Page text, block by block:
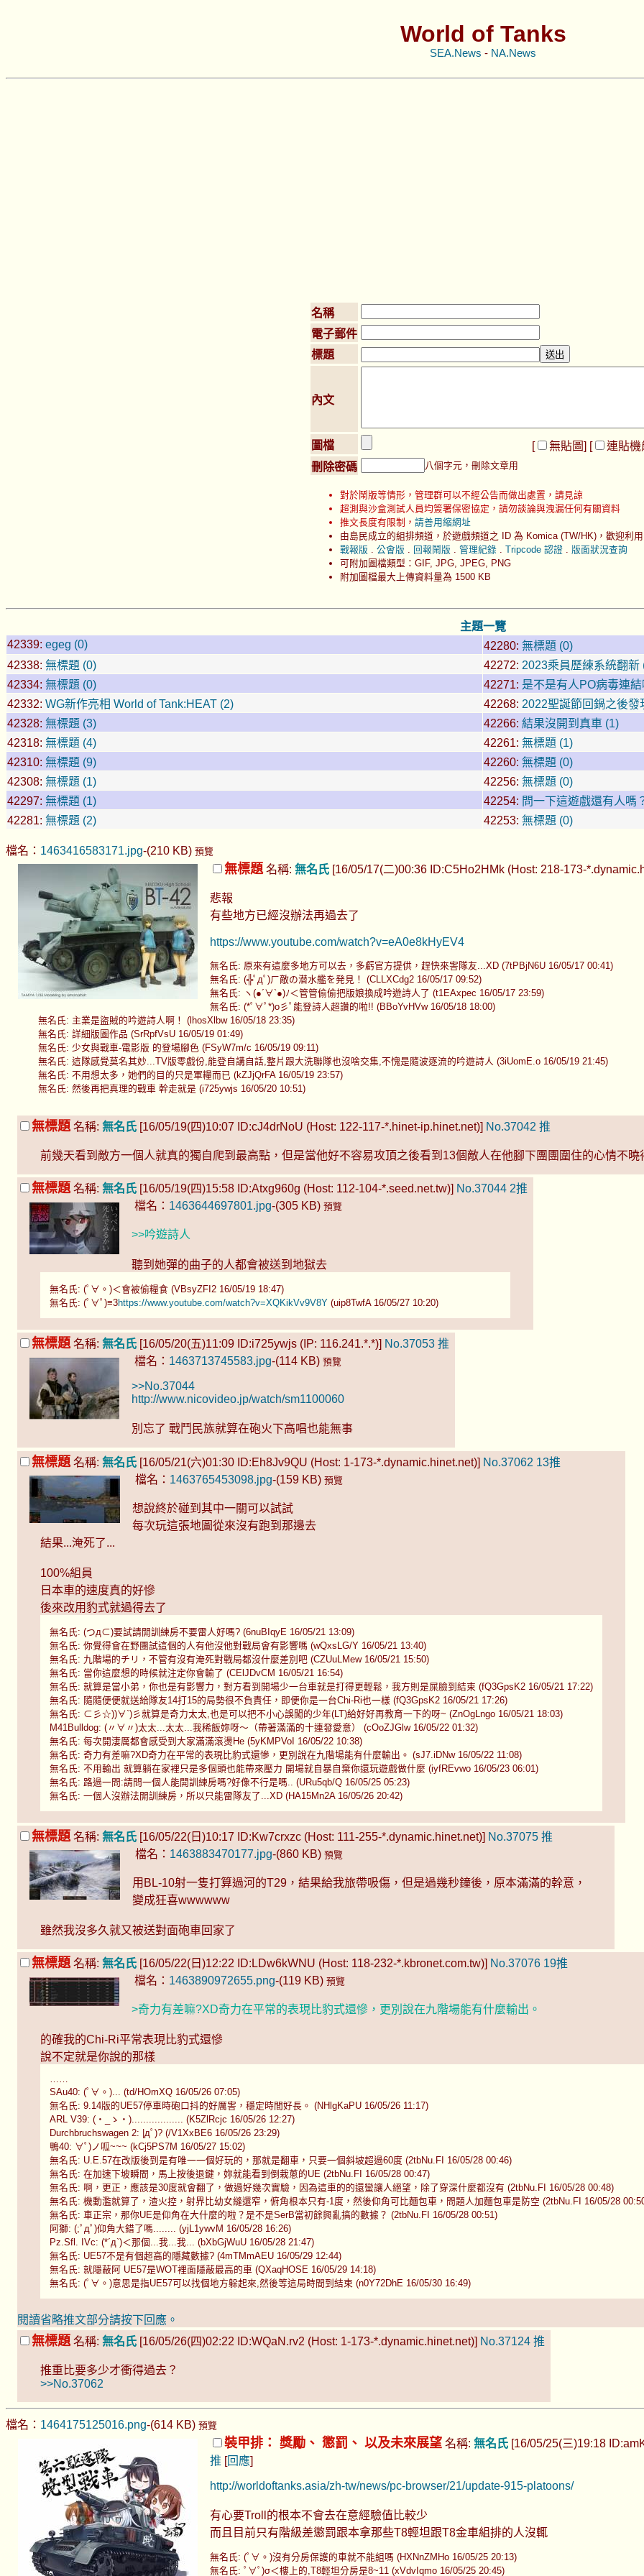
World of Tanks
SEA.News - NA.News
名稱
電子郵件
標題
內文
圖檔 [ 無貼圖] [
連貼機
刪除密碼
八個字元，刪除文章用
對於鬧版等情形，管理群可以不經公告而做出處置，請見諒
超測與沙盒測試人員均簽署保密協定，請勿談論與洩漏任何有關資料
推文長度有限制， 請善用縮網址
由島民成立的組排頻道，於遊戲頻道之 ID 為 Komica (TW/HK)，歡迎利用
戰報版
公會版 回報鬧版 管理紀錄. Tripcode 認證. 版面狀況查詢
可附加圖檔類型：GIF, JPG, JPEG, PNG
附加圖檔最大上傳資料量為 1500 KB
主題一覽
42339: egeg (0) 42280: 無標題 (0)
42338: 無標題 (0) 42272: 2023乘員歷練系統翻新
42334: 無標題 (0) 42271: 是不是有人PO病毒連結
42332: WG新作亮相 World of Tank:HEAT (2) 42268: 2022聖誕節回鍋之後
42328: 無標題 (3) 42266: 結果沒開到真車 (1)
42318: 無標題 (4) 42261: 無標題 (1)
42310: 無標題 (9) 42260: 無標題 (0)
42308: 無標題 (1) 42256: 無標題 (0)
42297: 無標題 (1) 42254: 問一下這遊戲還有人嗎
42281: 無標題 (2) 42253: 無標題 (0)
檔名： 1463416583171.jpg-(210 KB) 預覽
無標題名稱: 無名氏[16/05/17(二)00:36 ID:C5Ho2HMk (Host: 218-173-
悲報
有些地方已經沒辦法再過去了
https://www.youtube.com/watch?v=eA0e8kHyEV4
無名氏: 原來有這麼多地方可以去，多虧官方提供，趕快來害隊友...XD (7tPBjN6U 16/05/17 00:41)
無名氏: (╬ﾟдﾟ)ㄏ敵の潜水艦を発見！ (CLLXCdg2 16/05/17 09:52)
無名氏: ヽ(●´∀`●)ﾉ＜管管偷偷把版娘換成吟遊詩人了 (t1EAxpec 16/05/17 23:59)
無名氏: (*ﾟ∀ﾟ*)o彡ﾟ能登詩人超讚的啦!! (BBoYvHVw 16/05/18 18:00)
無名氏: 主業是盜賊的吟遊詩人啊！ (lhosXlbw 16/05/18 23:35)
無名氏: 詳細版圖作品 (SrRpfVsU 16/05/19 01:49)
無名氏: 少女與戰車-電影版 的登場腳色 (FSyW7m/c 16/05/19 09:11)
無名氏: 這隊感覺莫名其妙...TV版零戲份,能登自講自話,整片跟大洗聯隊也沒啥交集,不愧是隨波逐流的吟遊詩人 (3iUomE.o 16/05/19 21:45)
無名氏: 不用想太多，她們的目的只是軍糧而已 (kZJjQrFA 16/05/19 23:57)
無名氏: 然後再把真理的戰車 幹走就是 (i725ywjs 16/05/20 10:51)
無標題 名稱: 無名氏 [16/05/19(四)10:07 ID:cJ4drNoU (Host: 122-117-*.hinet-ip.hinet.net)] No.37042 推
前幾天看到敵方一個人就真的獨自爬到最高點，但是當他好不容易攻頂之後看到13個敵人在他腳下團團圍住的心情不曉
無標題 名稱: 無名氏 [16/05/19(四)15:58 ID:Atxg960g (Host: 112-104-*.seed.net.tw)] No.37044 2推
檔名： 1463644697801.jpg-(305 KB) 預覽
>>吟遊詩人
聽到她彈的曲子的人都會被送到地獄去
無名氏: (ﾟ∀。)＜會被偷糧食 (VBsyZFI2 16/05/19 18:47)
無名氏: (ﾟ∀ﾟ)≡3https://www.youtube.com/watch?v=XQKikVv9V8Y (uip8TwfA 16/05/27 10:20)
無標題名稱: 無名氏 [16/05/20(五)11:09 ID:i725ywjs (IP: 116.241.*.*)] No.37053 推
檔名： 1463713745583.jpg-(114 KB) 預覽
>>No.37044
http://www.nicovideo.jp/watch/sm1100060
別忘了 戰鬥民族就算在砲火下高唱也能無事
無標題 名稱: 無名氏 [16/05/21(六)01:30 ID:Eh8Jv9QU (Host: 1-173-*.dynamic.hinet.net)] No.37062 13推
檔名： 1463765453098.jpg-(159 KB) 預覽
想說終於碰到其中一關可以試試
每次玩這張地圖從來沒有跑到那邊去
結果...淹死了...
100%組員
日本車的速度真的好慘
後來改用豹式就過得去了
無名氏: (つд⊂)要試請開訓練房不要雷人好嗎? (6nuBIqyE 16/05/21 13:09)
無名氏: 你覺得會在野團試這個的人有他沒他對戰局會有影響嗎 (wQxsLG/Y 16/05/21 13:40)
無名氏: 九階場的チリ，不管有沒有淹死對戰局都沒什麼差別吧 (CZUuLMew 16/05/21 15:50)
無名氏: 當你這麼想的時候就注定你會輸了 (CElJDvCM 16/05/21 16:54)
無名氏: 就算是當小弟，你也是有影響力，對方看到開場少一台車就是打得更輕鬆，我方則是屎臉到結束 (fQ3GpsK2 16/05/21 17:22)
無名氏: 隨隨便便就送給隊友14打15的局勢很不負責任，即便你是一台Chi-Ri也一樣 (fQ3GpsK2 16/05/21 17:26)
無名氏: ⊂彡☆))∀`)彡就算是奇力太太,也是可以把不小心誤闖的少年(LT)給好好再教育一下的呀~ (ZnOgLngo 16/05/21 18:03)
M41Bulldog: (〃∀〃)太太...太太...我稀飯妳呀～（帶著滿滿的十連發愛意） (cOoZJGlw 16/05/22 01:32)
無名氏: 每次開淒厲都會感受到大家滿滿滾燙He (5yKMPVoI 16/05/22 10:38)
無名氏: 奇力有差嘛?XD奇力在平常的表現比豹式還慘，更別說在九階場能有什麼輸出。 (sJ7.iDNw 16/05/22 11:08)
無名氏: 不用輸出 就算躺在家裡只是多個頭也能帶來壓力 開場就自暴自棄你還玩遊戲做什麼 (iyfREvwo 16/05/23 06:01)
無名氏: 路過一問:請問一個人能開訓練房嗎?好像不行是嗎.. (URu5qb/Q 16/05/25 05:23)
無名氏: 一個人沒辦法開訓練房，所以只能雷隊友了...XD (HA15Mn2A 16/05/26 20:42)
無標題 名稱: 無名氏 [16/05/22(日)10:17 ID:Kw7crxzc (Host: 111-255-*.dynamic.hinet.net)] No.37075 推
檔名： 1463883470177.jpg-(860 KB) 預覽
用BL-10射一隻打算過河的T29，結果給我旅帶吸傷，但是過幾秒鐘後，原本滿滿的幹意，
變成狂喜wwwwww
雖然我沒多久就又被送對面砲車回家了
無標題 名稱: 無名氏 [16/05/22(日)12:22 ID:LDw6kWNU (Host: 118-232-*.kbronet.com.tw)] No.37076 19推
檔名： 1463890972655.png-(119 KB) 預覽
>奇力有差嘛?XD奇力在平常的表現比豹式還慘，更別說在九階場能有什麼輸出。
的確我的Chi-Ri平常表現比豹式還慘
說不定就是你說的那樣
……
SAu40: (ﾟ∀。)... (td/HOmXQ 16/05/26 07:05)
無名氏: 9.14版的UE57停車時砲口抖的好厲害，穩定時間好長。 (NHlgKaPU 16/05/26 11:17)
ARL V39: (・_ゝ・).................. (K5ZlRcjc 16/05/26 12:27)
Durchbruchswagen 2: |дﾟ)? (/V1XxBE6 16/05/26 23:29)
鴨40: ∀ﾟ)ノ呱~~~ (kCj5PS7M 16/05/27 15:02)
無名氏: U.E.57在改版後到是有唯一一個好玩的，那就是翻車，只要一個斜坡超過60度 (2tbNu.FI 16/05/28 00:46)
無名氏: 在加速下坡瞬間，馬上按後退鍵，妳就能看到倒栽蔥的UE (2tbNu.FI 16/05/28 00:47)
無名氏: 啊，更正，應該是30度就會翻了，做過好幾次實驗，因為這車的的還蠻讓人絕望，除了穿深什麼都沒有 (2tbNu.FI 16/05/28 00:48)
無名氏: 機動濫就算了，渣火控，射界比幼女縫還窄，俯角根本只有-1度，然後仰角可比麵包車，問題人加麵包車是防空 (2tbNu.FI 16/05/28
無名氏: 車正宗，那你UE是仰角在大什麼的啦？是不是SerB當初餘興亂搞的數據？ (2tbNu.FI 16/05/28 00:51)
阿獅: (;ﾟдﾟ)仰角大錯了嗎........ (yjL1ywvM 16/05/28 16:26)
Pz.Sfl. IVc: (*´д`)＜那個...我...我... (bXbGjWuU 16/05/28 21:47)
無名氏: UE57不是有個超高的隱藏數據? (4mTMmAEU 16/05/29 12:44)
無名氏: 就隱蔽阿 UE57是WOT裡面隱蔽最高的車 (QXaqHOSE 16/05/29 14:18)
無名氏: (ﾟ∀。)意思是指UE57可以找個地方躲起來,然後等這局時間到結束 (n0Y72DhE 16/05/30 16:49)
閱讀省略推文部分請按下回應。
無標題 名稱: 無名氏 [16/05/26(四)02:22 ID:WQaN.rv2 (Host: 1-173-*.dynamic.hinet.net)] No.37124 推
推重比要多少才衝得過去？
>>No.37062
檔名： 1464175125016.png-(614 KB) 預覽
裝甲排： 獎勵、 懲罰、 以及未來展望名稱: 無名氏[16/05/25(三)19:18
推 [回應]
http://worldoftanks.asia/zh-tw/news/pc-browser/21/update-915-platoons/
有心要Troll的根本不會去在意經驗值比較少
而且目前只有階級差懲罰跟本拿那些T8輕坦跟T8金車組排的人沒輒
無名氏: (ﾟ∀。)沒有分房保護的車就不能組嗎 (HXNnZMHo 16/05/25 20:13)
無名氏: ﾟ∀ﾟ)σ＜樓上的,T8輕坦分房是8~11 (xVdvIqmo 16/05/25 20:45)